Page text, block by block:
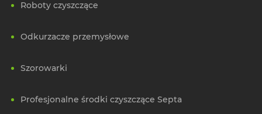
Roboty czyszczące
Odkurzacze przemysłowe
Szorowarki
Profesjonalne środki czyszczące Septa